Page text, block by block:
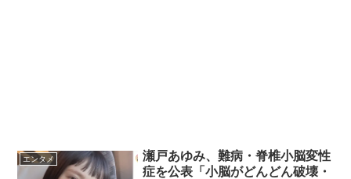
エンタメ
瀬戸あゆみ、難病・脊椎小脳変性
症を公表「小脳がどんどん破壊・